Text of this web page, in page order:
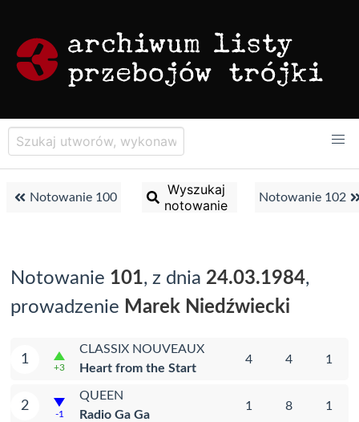
Notowanie 100
Wyszukaj
notowanie
Notowanie 102
Notowanie 101, z dnia 24.03.1984,
prowadzenie Marek Niedźwiecki
1
+3
CLASSIX NOUVEAUX
Heart from the Start
4 4 1
2
-1
QUEEN
Radio Ga Ga
1 8 1